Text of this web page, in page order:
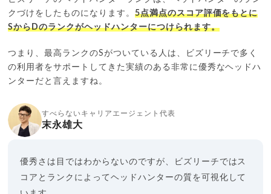
クづけをしたものになります。 5点満点のスコア評価をもとに
SからDのランクがヘッドハンターにつけられます。
つまり、最高ランクのSがついている人は、ビズリーチで多く
の利用者をサポートしてきた実績のある非常に優秀なヘッドハ
ンターだと言えますね。
すべらないキャリアエージェント代表
末永雄大
優秀さは目ではわからないのですが、ビズリーチではス
コアとランクによってヘッドハンターの質を可視化して